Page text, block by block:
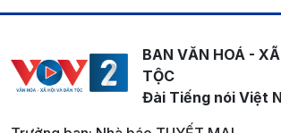
BAN VĂN HOÁ -
TỘC
Đài Tiếng nói Việt